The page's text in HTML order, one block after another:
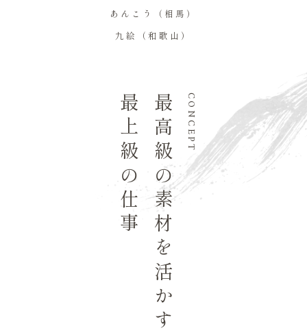
あんこう（相馬）
九絵（和歌山）
最高級の素材を活かす
最上級の仕事 CONCEPT